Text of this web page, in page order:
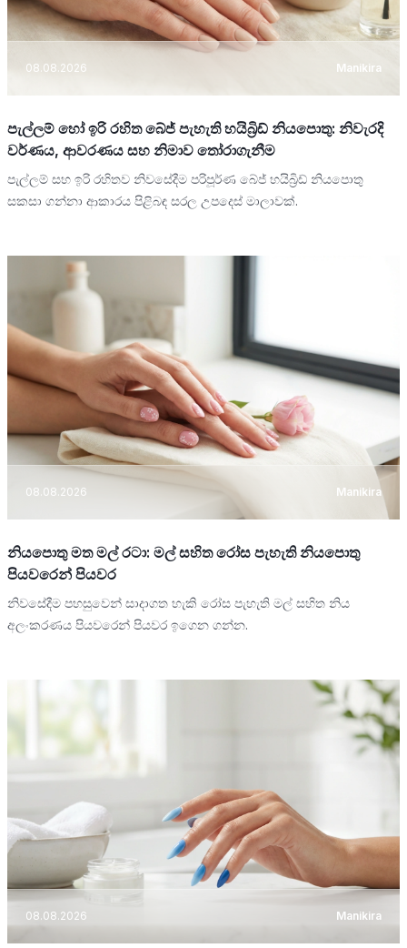
08.08.2026 Manikira
පැල්ලම් හෝ ඉරි රහිත බේජ් පැහැති හයිබ්‍රිඩ් නියපොතු: නිවැරදි
වර්ණය, ආවරණය සහ නිමාව තෝරාගැනීම
පැල්ලම් සහ ඉරි රහිතව නිවසේදීම පරිපූර්ණ බේජ් හයිබ්‍රිඩ් නියපොතු
සකසා ගන්නා ආකාරය පිළිබඳ සරල උපදෙස් මාලාවක්.
08.08.2026 Manikira
නියපොතු මත මල් රටා: මල් සහිත රෝස පැහැති නියපොතු
පියවරෙන් පියවර
නිවසේදීම පහසුවෙන් සාදාගත හැකි රෝස පැහැති මල් සහිත නිය
අලංකරණය පියවරෙන් පියවර ඉගෙන ගන්න.
08.08.2026 Manikira